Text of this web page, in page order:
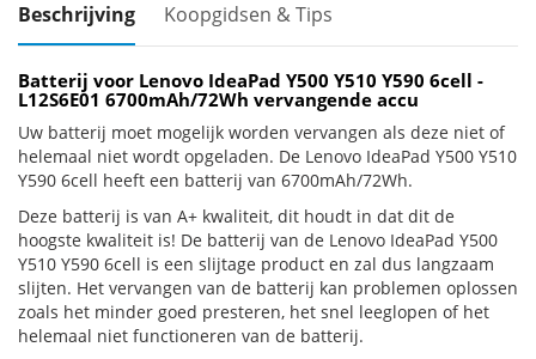
Beschrijving Koopgidsen & Tips
Batterij voor Lenovo IdeaPad Y500 Y510 Y590 6cell -
L12S6E01 6700mAh/72Wh vervangende accu
Uw batterij moet mogelijk worden vervangen als deze niet of
helemaal niet wordt opgeladen. De Lenovo IdeaPad Y500 Y510
Y590 6cell heeft een batterij van 6700mAh/72Wh.
Deze batterij is van A+ kwaliteit, dit houdt in dat dit de
hoogste kwaliteit is! De batterij van de Lenovo IdeaPad Y500
Y510 Y590 6cell is een slijtage product en zal dus langzaam
slijten. Het vervangen van de batterij kan problemen oplossen
zoals het minder goed presteren, het snel leeglopen of het
helemaal niet functioneren van de batterij.